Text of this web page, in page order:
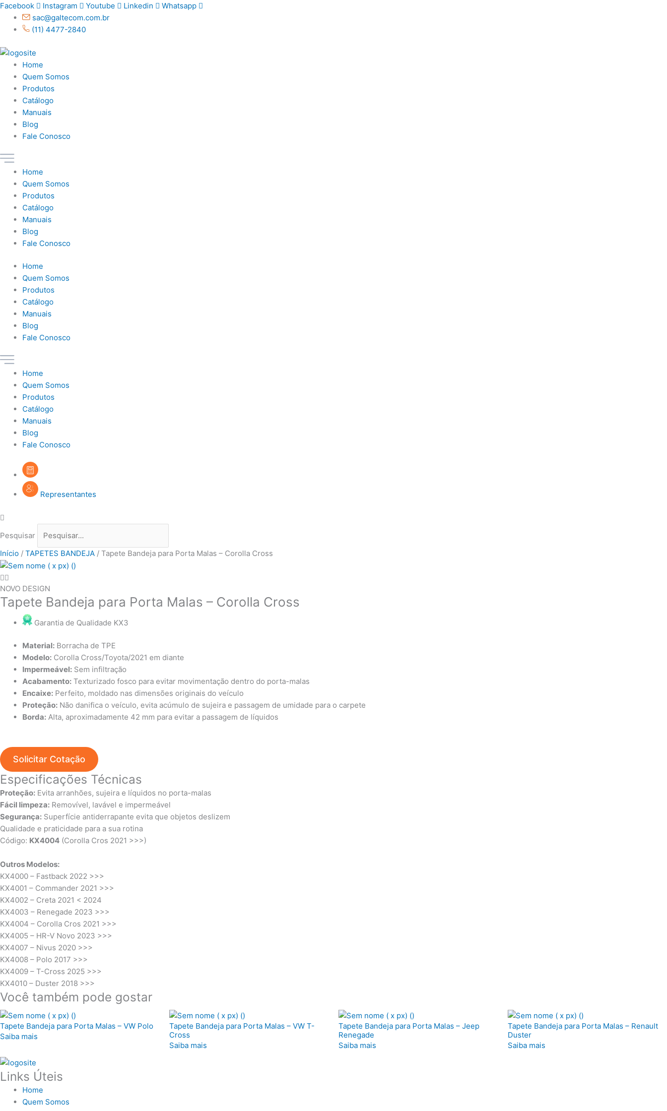
Ir
para
Facebook Instagram Youtube Linkedin
Whatsapp
sac@galtecom.com.br
(11) 4477-2840
Home
Quem Somos
Produtos
Catálogo
Manuais
Blog
Fale Conosco
Home
Quem Somos
Produtos
Catálogo
Manuais
Blog
Fale Conosco
Home
Quem Somos
Produtos
Catálogo
Manuais
Blog
Fale Conosco
Home
Quem Somos
Produtos
Catálogo
Manuais
Blog
Fale Conosco
Representantes
Pesquisar
Início / TAPETES BANDEJA / Tapete Bandeja para Porta Malas – Corolla Cross
NOVO DESIGN
Tapete Bandeja para Porta Malas – Corolla Cross
Garantia de Qualidade KX3
Material: Borracha de TPE
Modelo: Corolla Cross/Toyota/2021 em diante
Impermeável: Sem infiltração
Acabamento: Texturizado fosco para evitar movimentação dentro do porta-malas
Encaixe: Perfeito, moldado nas dimensões originais do veículo
Proteção: Não danifica o veículo, evita acúmulo de sujeira e passagem de umidade para o carpete
Borda: Alta, aproximadamente 42 mm para evitar a passagem de líquidos
Solicitar Cotação
Especificações Técnicas
Proteção: Evita arranhões, sujeira e líquidos no porta-malas
Fácil limpeza: Removível, lavável e impermeável
Segurança: Superfície antiderrapante evita que objetos deslizem
Qualidade e praticidade para a sua rotina
Código: KX4004 (Corolla Cros 2021 >>>)
Outros Modelos:
KX4000 – Fastback 2022 >>>
KX4001 – Commander 2021 >>>
KX4002 – Creta 2021 < 2024
KX4003 – Renegade 2023 >>>
KX4004 – Corolla Cros 2021 >>>
KX4005 – HR-V Novo 2023 >>>
KX4007 – Nivus 2020 >>>
KX4008 – Polo 2017 >>>
KX4009 – T-Cross 2025 >>>
KX4010 – Duster 2018 >>>
Você também pode gostar
Tapete Bandeja para Porta Malas – VW Polo
Saiba mais
Tapete Bandeja para Porta Malas – VW T-
Cross
Saiba mais
Tapete Bandeja para Porta Malas – Jeep
Renegade
Saiba mais
Tapete Bandeja para Porta Malas – Renault
Duster
Saiba mais
Links Úteis
Home
Quem Somos